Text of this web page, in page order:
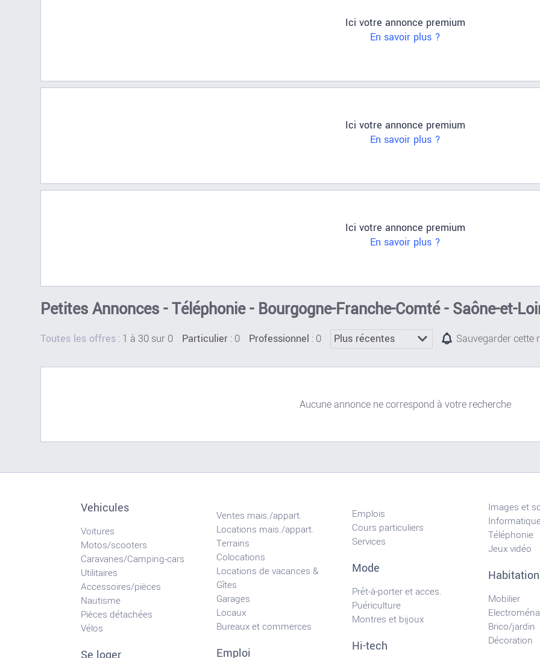
Ici votre annonce premium
En savoir plus ?
Ici votre annonce premium
En savoir plus ?
Ici votre annonce premium
En savoir plus ?
Petites Annonces - Téléphonie - Bourgogne-Franche-Comté - Saône-et-
Toutes les offres : 1 à 30 sur 0 Particulier : 0 Professionnel : 0 Sauvegarder cette
Aucune annonce ne correspond à votre recherche
Vehicules
Voitures
Motos/scooters
Caravanes/Camping-cars
Utilitaires
Accessoires/pièces
Nautisme
Pièces détachées
Vélos
Ventes mais./appart.
Locations mais./appart.
Terrains
Colocations
Locations de vacances &
Gîtes
Garages
Locaux
Bureaux et commerces
Emploi
Emplois
Cours particuliers
Services
Mode
Prêt-à-porter et acces.
Puériculture
Montres et bijoux
Hi-tech
Images et
Téléphonie
Jeux vidéo
Habitation
Mobilier
Brico/jardin
Décoration